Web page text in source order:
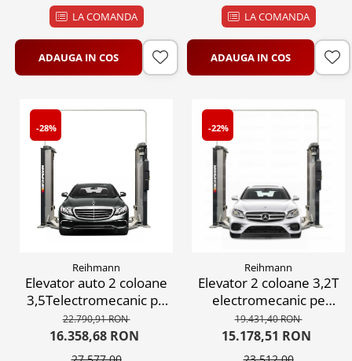
LA COMANDA
ADAUGA IN COS
LA COMANDA
ADAUGA IN COS
-28%
Reihmann
Elevator auto 2 coloane
3,5Telectromecanic pe
surub, 380V
22.790,91 RON
16.358,68 RON
-22%
Reihmann
Elevator 2 coloane 3,2T
electromecanic pe
surub, 380V
19.431,40 RON
15.178,51 RON